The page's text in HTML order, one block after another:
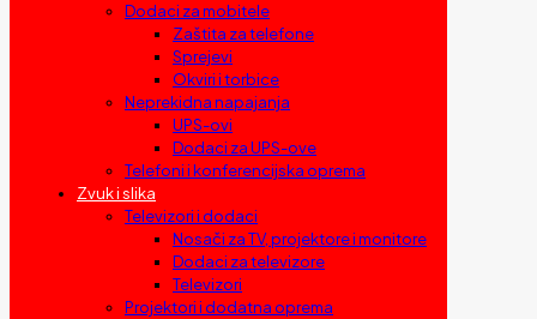
Dodaci za mobitele
Zaštita za telefone
Sprejevi
Okviri i torbice
Neprekidna napajanja
UPS-ovi
Dodaci za UPS-ove
Telefoni i konferencijska oprema
Zvuk i slika
Televizori i dodaci
Nosači za TV, projektore i monitore
Dodaci za televizore
Televizori
Projektori i dodatna oprema